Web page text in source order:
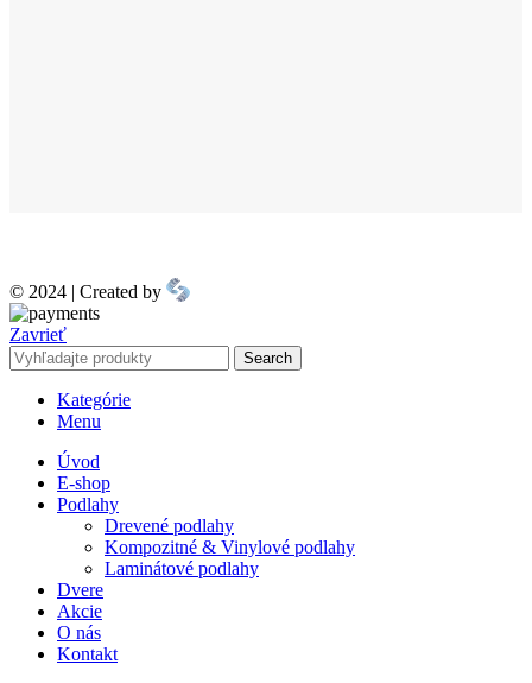
© 2024 | Created by
Zavrieť
Search
Kategórie
Menu
Úvod
E-shop
Podlahy
Drevené podlahy
Kompozitné & Vinylové podlahy
Laminátové podlahy
Dvere
Akcie
O nás
Kontakt